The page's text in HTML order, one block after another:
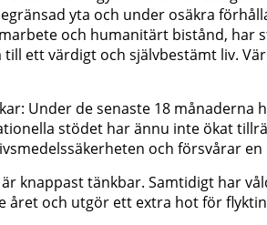
yta och under osäkra
och humanitärt bistånd, har
ett värdigt och självbestämt liv.
Under de senaste 18 månaderna
stödet har ännu inte ökat
och försvårar en
knappast tänkbar. Samtidigt har
året och utgör ett extra hot för